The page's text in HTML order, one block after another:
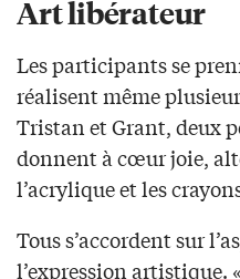
Art libérateur
Les participants se
réalisent même
Tristan et Grant, deux
donnent à cœur joie,
l’acrylique et les
Tous s’accordent sur
l’expression artistique.